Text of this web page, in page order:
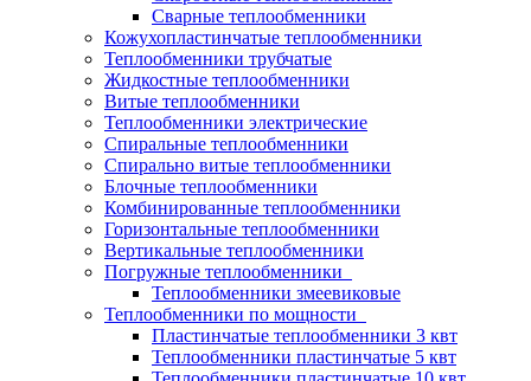
Сварные теплообменники
Кожухопластинчатые теплообменники
Теплообменники трубчатые
Жидкостные теплообменники
Витые теплообменники
Теплообменники электрические
Спиральные теплообменники
Спирально витые теплообменники
Блочные теплообменники
Комбинированные теплообменники
Горизонтальные теплообменники
Вертикальные теплообменники
Погружные теплообменники
Теплообменники змеевиковые
Теплообменники по мощности
Пластинчатые теплообменники 3 квт
Теплообменники пластинчатые 5 квт